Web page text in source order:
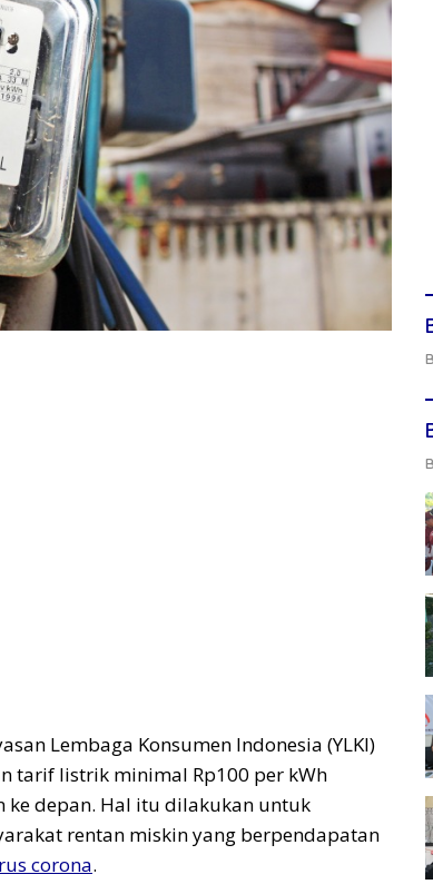
Lembaga Konsumen Indonesia (YLKI)
tarif listrik minimal Rp100 per kWh
ke depan. Hal itu dilakukan untuk
rentan miskin yang berpendapatan
corona.